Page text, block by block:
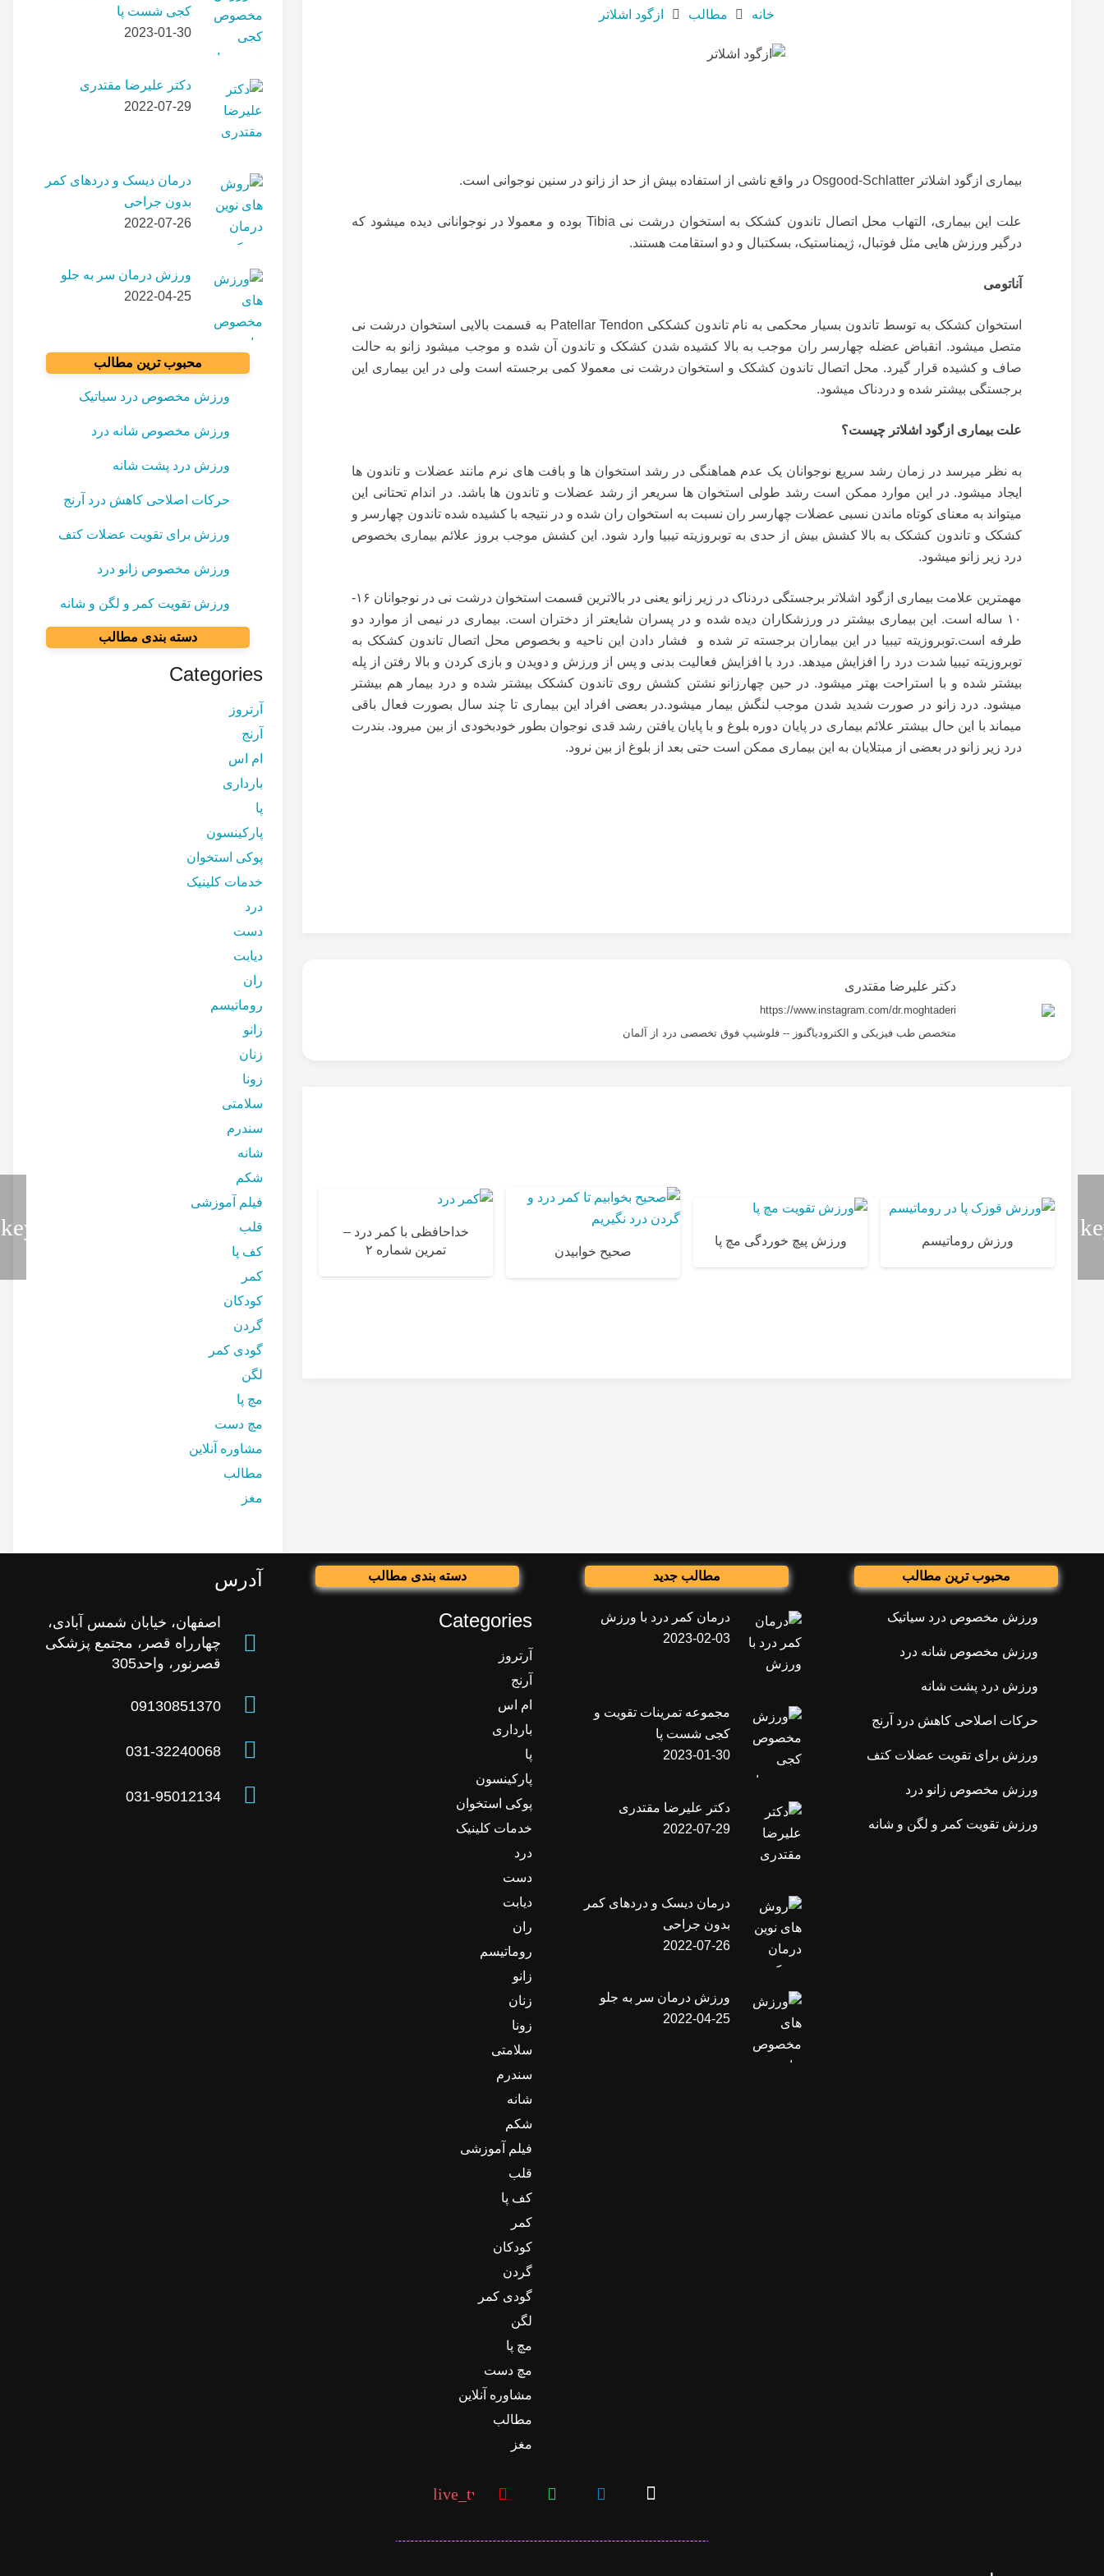
خانه مطالب ازگود اشلاتر
بیماری ازگود اشلاتر Osgood-Schlatter در واقع ناشی از استفاده بیش از حد از زانو در سنین نوجوانی است.
علت این بیماری، التهاب محل اتصال تاندون کشکک به استخوان درشت نی Tibia بوده و معمولا در نوجوانانی دیده میشود که
درگیر ورزش هایی مثل فوتبال، ژیمناستیک، بسکتبال و دو استقامت هستند.
آناتومی
استخوان کشکک به توسط تاندون بسیار محکمی به نام تاندون کشککی Patellar Tendon به قسمت بالایی استخوان درشت نی
متصل میشود. انقباض عضله چهارسر ران موجب به بالا کشیده شدن کشکک و تاندون آن شده و موجب میشود زانو به حالت
صاف و کشیده قرار گیرد. محل اتصال تاندون کشکک و استخوان درشت نی معمولا کمی برجسته است ولی در این بیماری این
برجستگی بیشتر شده و دردناک میشود.
علت بیماری ازگود اشلاتر چیست؟
به نظر میرسد در زمان رشد سریع نوجوانان یک عدم هماهنگی در رشد استخوان ها و بافت های نرم مانند عضلات و تاندون ها
ایجاد میشود. در این موارد ممکن است رشد طولی استخوان ها سریعر از رشد عضلات و تاندون ها باشد. در اندام تحتانی این
میتواند به معنای کوتاه ماندن نسبی عضلات چهارسر ران نسبت به استخوان ران شده و در نتیجه با کشیده شده تاندون چهارسر و
کشکک و تاندون کشکک به بالا کشش بیش از حدی به توبروزیته تیبیا وارد شود. این کشش موجب بروز علائم بیماری بخصوص
درد زیر زانو میشود.
مهمترین علامت بیماری ازگود اشلاتر برجستگی دردناک در زیر زانو یعنی در بالاترین قسمت استخوان درشت نی در نوجوانان ۱۶-
۱۰ ساله است. این بیماری بیشتر در ورزشکاران دیده شده و در پسران شایعتر از دختران است. بیماری در نیمی از موارد دو
طرفه است.توبروزیته تیبیا در این بیماران برجسته تر شده و فشار دادن این ناحیه و بخصوص محل اتصال تاندون کشکک به
توبروزیته تیبیا شدت درد را افزایش میدهد. درد با افزایش فعالیت بدنی و پس از ورزش و دویدن و بازی کردن و بالا رفتن از پله
بیشتر شده و با استراحت بهتر میشود. در حین چهارزانو نشتن کشش روی تاندون کشکک بیشتر شده و درد بیمار هم بیشتر
میشود. درد زانو در صورت شدید شدن موجب لنگش بیمار میشود.در بعضی افراد این بیماری تا چند سال بصورت فعال باقی
میماند با این حال بیشتر علائم بیماری در پایان دوره بلوغ و با پایان یافتن رشد قدی نوجوان بطور خودبخودی از بین میرود. بندرت
درد زیر زانو در بعضی از مبتلایان به این بیماری ممکن است حتی بعد از بلوغ از بین نرود.
دکتر علیرضا مقتدری
https://www.instagram.com/dr.moghtaderi
متخصص طب فیزیکی و الکترودیاگنوز -- فلوشیپ فوق تخصصی درد از آلمان
ورزش روماتیسم ورزش پیچ خوردگی مچ پا
صحیح خوابیدن
خداحافظی با کمر درد –
تمرین شماره ۲
تاندونیت کلسیفیک چست
کجی شست پا
2023-01-30
دکتر علیرضا مقتدری
2022-07-29
درمان دیسک و دردهای کمر
بدون جراحی
2022-07-26
ورزش درمان سر به جلو
2022-04-25
محبوب ترین مطالب
ورزش مخصوص درد سیاتیک
ورزش مخصوص شانه درد
ورزش درد پشت شانه
حرکات اصلاحی کاهش درد آرنج
ورزش برای تقویت عضلات کتف
ورزش مخصوص زانو درد
ورزش تقویت کمر و لگن و شانه
دسته بندی مطالب
Categories
آرتروز
آرنج
ام اس
بارداری
پا
پارکینسون
پوکی استخوان
خدمات کلینیک
درد
دست
دیابت
ران
روماتیسم
زانو
زنان
زونا
سلامتی
سندرم
شانه
شکم
فیلم آموزشی
قلب
کف پا
کمر
کودکان
گردن
گودی کمر
لگن
مچ پا
مچ دست
مشاوره آنلاین
مطالب
مغز
محبوب ترین مطالب
ورزش مخصوص درد سیاتیک
ورزش مخصوص شانه درد
ورزش درد پشت شانه
حرکات اصلاحی کاهش درد آرنج
ورزش برای تقویت عضلات کتف
ورزش مخصوص زانو درد
ورزش تقویت کمر و لگن و شانه
مطالب جدید
درمان کمر درد با ورزش
2023-02-03
مجموعه تمرینات تقویت و
کجی شست پا
2023-01-30
دکتر علیرضا مقتدری
2022-07-29
درمان دیسک و دردهای کمر
بدون جراحی
2022-07-26
ورزش درمان سر به جلو
2022-04-25
دسته بندی مطالب
Categories
آرتروز
آرنج
ام اس
بارداری
پا
پارکینسون
پوکی استخوان
خدمات کلینیک
درد
دست
دیابت
ران
روماتیسم
زانو
زنان
زونا
سلامتی
سندرم
شانه
شکم
فیلم آموزشی
قلب
کف پا
کمر
کودکان
گردن
گودی کمر
لگن
مچ پا
مچ دست
مشاوره آنلاین
مطالب
مغز
آدرس
اصفهان، خیابان شمس آبادی،
چهارراه قصر، مجتمع پزشکی
قصرنور، واحد305
09130851370
031-32240068
031-95012134
live_tv